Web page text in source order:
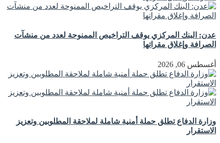
عدن: البنك المركزي يوقف التراخيص الممنوحة لعدد من منشآت
الصرافة وإغلاق مقراتها
أغسطس 06, 2026
وزارة الدفاع تطلق حملة أمنية شاملة لملاحقة المطلوبين وتعزيز
الاستقرار